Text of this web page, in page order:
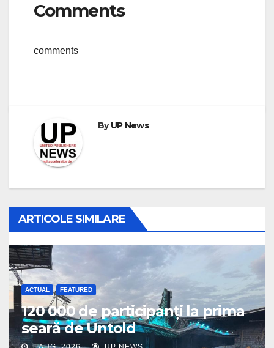
Comments
comments
ByUP News
ARTICOLE SIMILARE
ACTUAL FEATURED
120 000 de participanți la prima
seară de Untold